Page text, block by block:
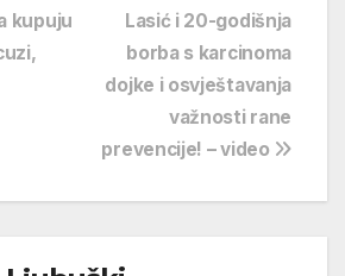
Lasić i 20-godišnja
borba s karcinoma
dojke i osvještavanja
važnosti rane
prevencije! – video
kupuju